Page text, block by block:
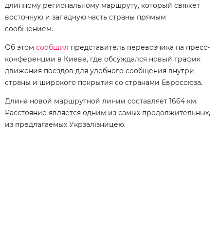
длинному региональному маршруту, который свяжет
восточную и западную часть страны прямым
сообщением.
Об этом сообщил представитель перевозчика на пресс-
конференции в Киеве, где обсуждался новый график
движения поездов для удобного сообщения внутри
страны и широкого покрытия со странами Евросоюза.
Длина новой маршрутной линии составляет 1664 км.
Расстояние является одним из самых продолжительных,
из предлагаемых Укрзалізницею.